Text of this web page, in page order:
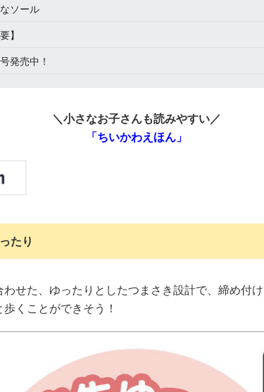
ソール
】
発売中！
＼小さなお子さんも読みやすい／
「ちいかわえほん」
たり
せた、ゆったりとしたつまさき設計で、締め付
くことができそう！